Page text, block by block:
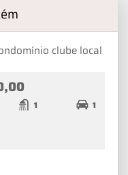
clube local
1 1